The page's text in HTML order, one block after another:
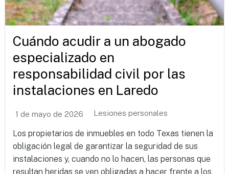
Cuándo acudir a un abogado
especializado en
responsabilidad civil por las
instalaciones en Laredo
1 de mayo de 2026 Lesiones personales
Los propietarios de inmuebles en todo Texas tienen la
obligación legal de garantizar la seguridad de sus
instalaciones y, cuando no lo hacen, las personas que
resultan heridas se ven obligadas a hacer frente a los